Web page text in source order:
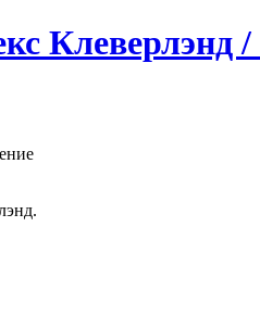
Клеверлэнд